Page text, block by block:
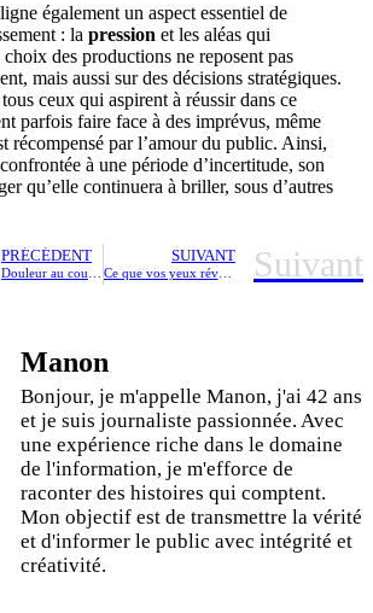
également un aspect essentiel de
: la pression et les aléas qui
des productions ne reposent pas
mais aussi sur des décisions stratégiques.
ceux qui aspirent à réussir dans ce
parfois faire face à des imprévus, même
récompensé par l’amour du public. Ainsi,
à une période d’incertitude, son
qu’elle continuera à briller, sous d’autres
PRÉCÉDENT SUIVANT
Ce que vos yeux révèlent sur votre santé – un secret méconnu enfin dévoilé Suivant
Manon
Bonjour, je m'appelle Manon, j'ai 42 ans
et je suis journaliste passionnée. Avec
une expérience riche dans le domaine
de l'information, je m'efforce de
raconter des histoires qui comptent.
Mon objectif est de transmettre la vérité
et d'informer le public avec intégrité et
créativité.